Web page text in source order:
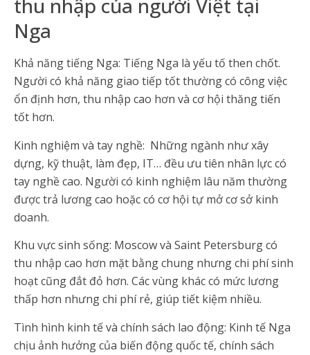
thu nhập của người Việt tại
Nga
Khả năng tiếng Nga: Tiếng Nga là yếu tố then chốt.
Người có khả năng giao tiếp tốt thường có công việc
ổn định hơn, thu nhập cao hơn và cơ hội thăng tiến
tốt hơn.
Kinh nghiệm và tay nghề: Những ngành như xây
dựng, kỹ thuật, làm đẹp, IT… đều ưu tiên nhân lực có
tay nghề cao. Người có kinh nghiệm lâu năm thường
được trả lương cao hoặc có cơ hội tự mở cơ sở kinh
doanh.
Khu vực sinh sống: Moscow và Saint Petersburg có
thu nhập cao hơn mặt bằng chung nhưng chi phí sinh
hoạt cũng đắt đỏ hơn. Các vùng khác có mức lương
thấp hơn nhưng chi phí rẻ, giúp tiết kiệm nhiều.
Tình hình kinh tế và chính sách lao động: Kinh tế Nga
chịu ảnh hưởng của biến động quốc tế, chính sách